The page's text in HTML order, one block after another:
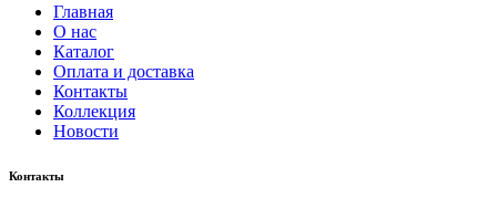
Главная
О нас
Каталог
Оплата и доставка
Контакты
Коллекция
Новости
Контакты